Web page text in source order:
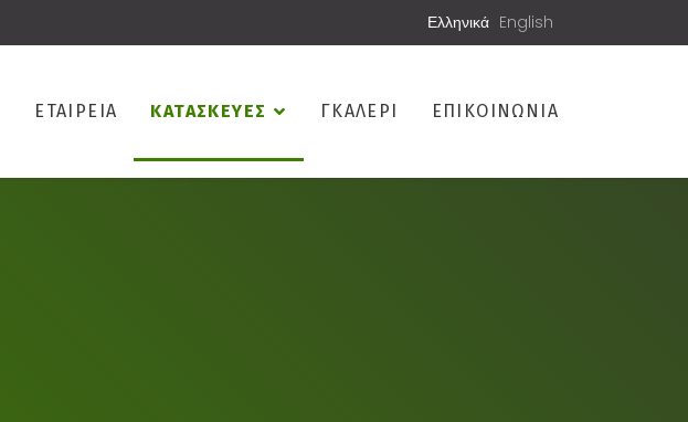
Ελληνικά English
ΕΤΑΙΡΕΙΑ ΚΑΤΑΣΚΕΥΕΣ ΓΚΑΛΕΡΙ ΕΠΙΚΟΙΝΩΝΙΑ